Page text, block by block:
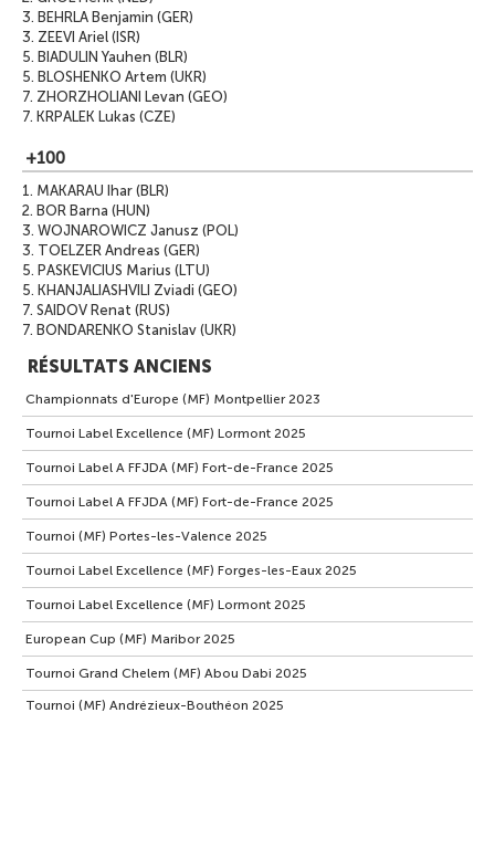
3. BEHRLA Benjamin (GER)
3. ZEEVI Ariel (ISR)
5. BIADULIN Yauhen (BLR)
5. BLOSHENKO Artem (UKR)
7. ZHORZHOLIANI Levan (GEO)
7. KRPALEK Lukas (CZE)
+100
1. MAKARAU Ihar (BLR)
2. BOR Barna (HUN)
3. WOJNAROWICZ Janusz (POL)
3. TOELZER Andreas (GER)
5. PASKEVICIUS Marius (LTU)
5. KHANJALIASHVILI Zviadi (GEO)
7. SAIDOV Renat (RUS)
7. BONDARENKO Stanislav (UKR)
RÉSULTATS ANCIENS
Championnats d'Europe (MF) Montpellier 2023
Tournoi Label Excellence (MF) Lormont 2025
Tournoi Label A FFJDA (MF) Fort-de-France 2025
Tournoi Label A FFJDA (MF) Fort-de-France 2025
Tournoi (MF) Portes-les-Valence 2025
Tournoi Label Excellence (MF) Forges-les-Eaux 2025
Tournoi Label Excellence (MF) Lormont 2025
European Cup (MF) Maribor 2025
Tournoi Grand Chelem (MF) Abou Dabi 2025
Tournoi (MF) Andrézieux-Bouthéon 2025